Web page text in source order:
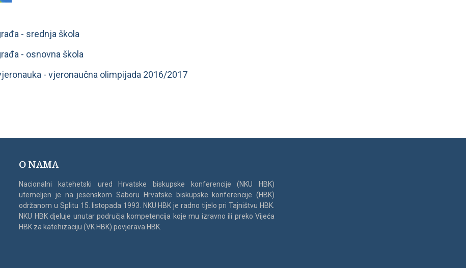
- srednja škola
- osnovna škola
- vjeronaučna olimpijada 2016/2017
O NAMA
Nacionalni katehetski ured Hrvatske biskupske konferencije (NKU HBK)
utemeljen je na jesenskom Saboru Hrvatske biskupske konferencije (HBK)
održanom u Splitu 15. listopada 1993. NKU HBK je radno tijelo pri Tajništvu HBK.
NKU HBK djeluje unutar područja kompetencija koje mu izravno ili preko Vijeća
HBK za katehizaciju (VK HBK) povjerava HBK.